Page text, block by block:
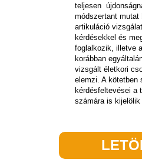
teljesen
módszertant mutat
artikuláció
kérdésekkel és
foglalkozik, illetve
korábban
vizsgált életkori
elemzi. A kötetben
kérdésfeltevései a
számára is kijelölik